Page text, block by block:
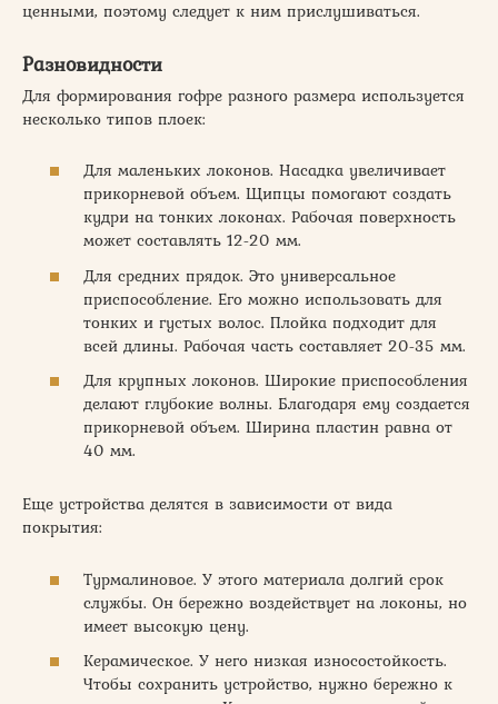
ценными, поэтому следует к ним прислушиваться.
Разновидности
Для формирования гофре разного размера используется
несколько типов плоек:
Для маленьких локонов. Насадка увеличивает
прикорневой объем. Щипцы помогают создать
кудри на тонких локонах. Рабочая поверхность
может составлять 12-20 мм.
Для средних прядок. Это универсальное
приспособление. Его можно использовать для
тонких и густых волос. Плойка подходит для
всей длины. Рабочая часть составляет 20-35 мм.
Для крупных локонов. Широкие приспособления
делают глубокие волны. Благодаря ему создается
прикорневой объем. Ширина пластин равна от
40 мм.
Еще устройства делятся в зависимости от вида
покрытия:
Турмалиновое. У этого материала долгий срок
службы. Он бережно воздействует на локоны, но
имеет высокую цену.
Керамическое. У него низкая износостойкость.
Чтобы сохранить устройство, нужно бережно к